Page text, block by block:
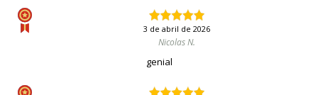
3 de abril de 2026
Nicolas N.
genial